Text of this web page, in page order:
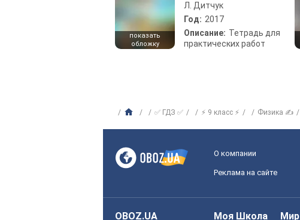
показать
обложку
Л. Дитчук
Год: 2017
Описание: Тетрадь для
практических работ
✅ ГДЗ ✅ ⚡ 9 класс ⚡ Физика ✍
О компании
Реклама на сайте
OBOZ.UA Моя Школа Мир